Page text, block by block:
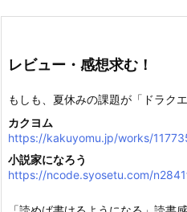
レビュー・感想求む！
もしも、夏休みの課題が「ドラク
カクヨム
https://kakuyomu.jp/works/
小説家になろう
https://ncode.syosetu.com/